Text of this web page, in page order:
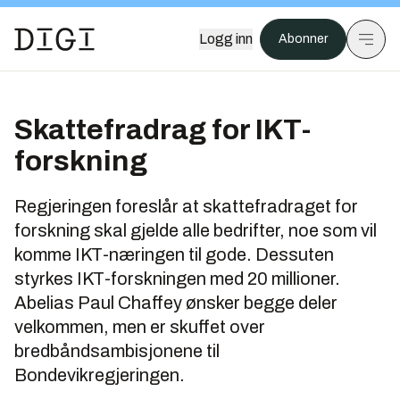
Logg inn Abonner
Skattefradrag for IKT-
forskning
Regjeringen foreslår at skattefradraget for
forskning skal gjelde alle bedrifter, noe som vil
komme IKT-næringen til gode. Dessuten
styrkes IKT-forskningen med 20 millioner.
Abelias Paul Chaffey ønsker begge deler
velkommen, men er skuffet over
bredbåndsambisjonene til
Bondevikregjeringen.